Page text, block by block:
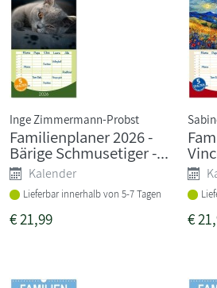
Inge Zimmermann-Probst
Familienplaner 2026 -
Bärige Schmusetiger -...
Kalender
Lieferbar innerhalb von 5-7 Tagen
€21,99 €